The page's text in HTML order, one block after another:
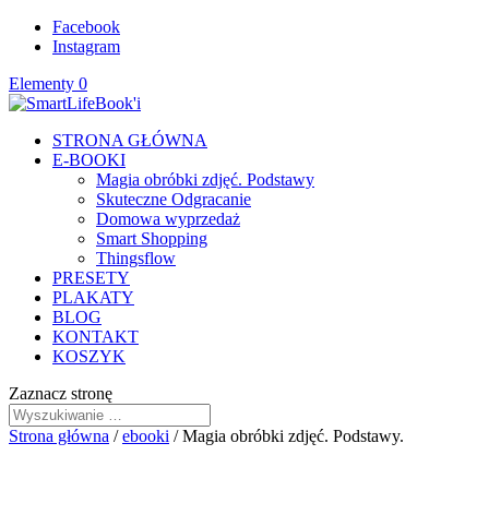
Facebook
Instagram
Elementy 0
STRONA GŁÓWNA
E-BOOKI
Magia obróbki zdjęć. Podstawy
Skuteczne Odgracanie
Domowa wyprzedaż
Smart Shopping
Thingsflow
PRESETY
PLAKATY
BLOG
KONTAKT
KOSZYK
Zaznacz stronę
Strona główna /ebooki / Magia obróbki zdjęć. Podstawy.